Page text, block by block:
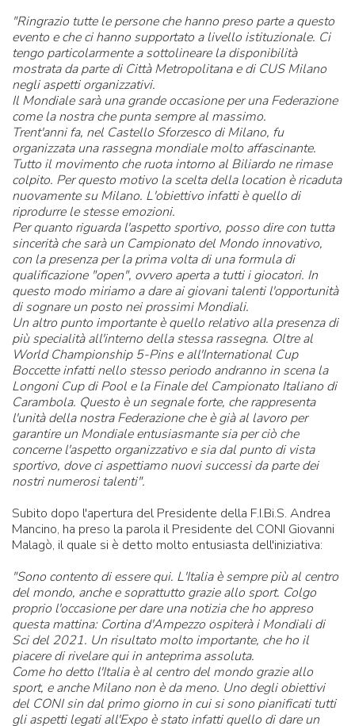
"Ringrazio tutte le persone che hanno preso parte a questo
evento e che ci hanno supportato a livello istituzionale. Ci
tengo particolarmente a sottolineare la disponibilità
mostrata da parte di Città Metropolitana e di CUS Milano
negli aspetti organizzativi.
Il Mondiale sarà una grande occasione per una Federazione
come la nostra che punta sempre al massimo.
Trent'anni fa, nel Castello Sforzesco di Milano, fu
organizzata una rassegna mondiale molto affascinante.
Tutto il movimento che ruota intorno al Biliardo ne rimase
colpito. Per questo motivo la scelta della location è ricaduta
nuovamente su Milano. L'obiettivo infatti è quello di
riprodurre le stesse emozioni.
Per quanto riguarda l'aspetto sportivo, posso dire con tutta
sincerità che sarà un Campionato del Mondo innovativo,
con la presenza per la prima volta di una formula di
qualificazione "open", ovvero aperta a tutti i giocatori. In
questo modo miriamo a dare ai giovani talenti l'opportunità
di sognare un posto nei prossimi Mondiali.
Un altro punto importante è quello relativo alla presenza di
più specialità all'interno della stessa rassegna. Oltre al
World Championship 5-Pins e all'International Cup
Boccette infatti nello stesso periodo andranno in scena la
Longoni Cup di Pool e la Finale del Campionato Italiano di
Carambola. Questo è un segnale forte, che rappresenta
l'unità della nostra Federazione che è già al lavoro per
garantire un Mondiale entusiasmante sia per ciò che
concerne l'aspetto organizzativo e sia dal punto di vista
sportivo, dove ci aspettiamo nuovi successi da parte dei
nostri numerosi talenti".
Subito dopo l'apertura del Presidente della F.I.Bi.S. Andrea
Mancino, ha preso la parola il Presidente del CONI Giovanni
Malagò, il quale si è detto molto entusiasta dell'iniziativa:
"Sono contento di essere qui. L'Italia è sempre più al centro
del mondo, anche e soprattutto grazie allo sport. Colgo
proprio l'occasione per dare una notizia che ho appreso
questa mattina: Cortina d'Ampezzo ospiterà i Mondiali di
Sci del 2021. Un risultato molto importante, che ho il
piacere di rivelare qui in anteprima assoluta.
Come ho detto l'Italia è al centro del mondo grazie allo
sport, e anche Milano non è da meno. Uno degli obiettivi
del CONI sin dal primo giorno in cui si sono pianificati tutti
gli aspetti legati all'Expo è stato infatti quello di dare un